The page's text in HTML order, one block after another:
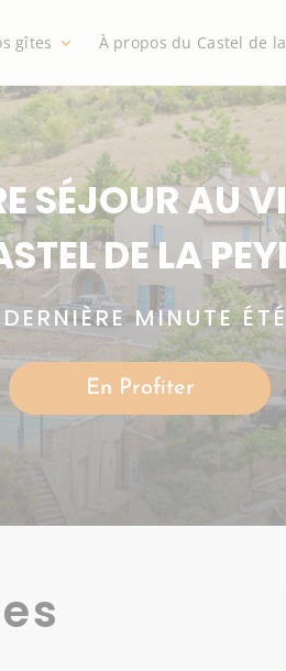
gîtes À propos du Castel de
SÉJOUR AU
DE LA
MINUTE
En Profiter